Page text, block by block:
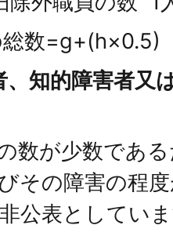
数=g+(h×0.5)
、知的障害者又
数が少数であ
その障害の程
公表としてい